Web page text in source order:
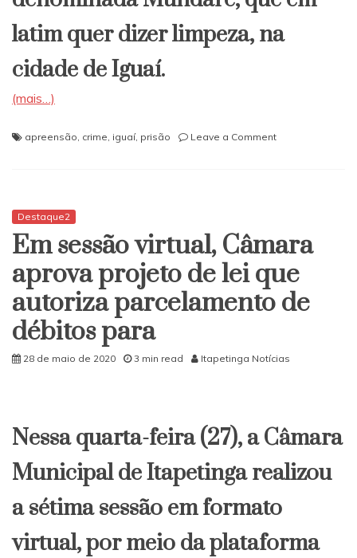
latim quer dizer limpeza, na
cidade de Iguaí.
(mais…)
apreensão, crime, iguaí, prisão Leave a Commenton
do
em
Iguaí
Destaque2
Em sessão virtual, Câmara
aprova projeto de lei que
autoriza parcelamento de
débitos para
28 de maio de 2020 3 min read Itapetinga Notícias
Nessa quarta-feira (27), a Câmara
Municipal de Itapetinga realizou
a sétima sessão em formato
virtual, por meio da plataforma